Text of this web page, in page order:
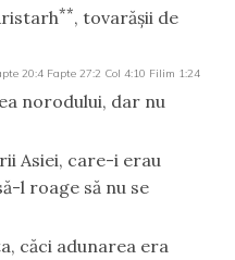
**, tovarăşii de
20:4 Fapte 27:2 Col 4:10 Filim 1:24
norodului, dar nu
Asiei, care-i erau
l roage să nu se
căci adunarea era